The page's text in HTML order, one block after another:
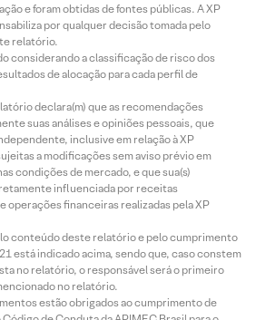
e foram obtidas de fontes públicas. A XP
por qualquer decisão tomada pelo
relatório.
considerando a classificação de risco dos
de alocação para cada perfil de
declara(m) que as recomendações
suas análises e opiniões pessoais, que
inclusive em relação à XP
a modificações sem aviso prévio em
condições de mercado, e que sua(s)
influenciada por receitas
operações financeiras realizadas pela XP
conteúdo deste relatório e pelo cumprimento
está indicado acima, sendo que, caso constem
no relatório, o responsável será o primeiro
no relatório.
estão obrigados ao cumprimento de